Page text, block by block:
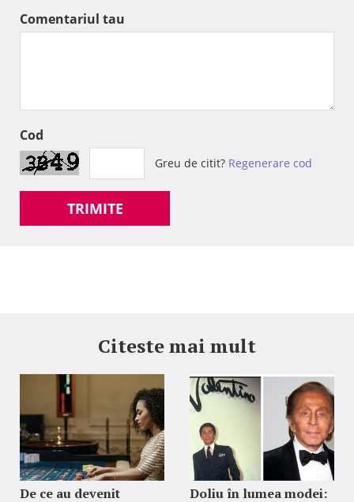
Comentariul tau
Cod
Greu de citit? Regenerare cod
TRIMITE
Citeste mai mult
De ce au devenit Doliu în lumea modei: